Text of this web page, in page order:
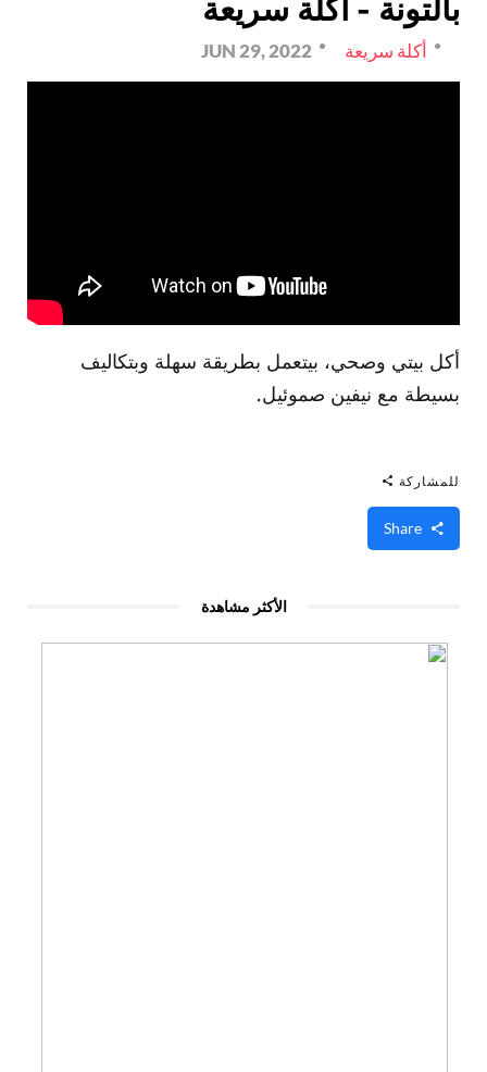
بالتونة - أكلة سريعة
أكلة سريعة JUN 29, 2022
أكل بيتي وصحي، بيتعمل بطريقة سهلة وبتكاليف
بسيطة مع نيفين صموئيل.
للمشاركة
الأكثر مشاهدة